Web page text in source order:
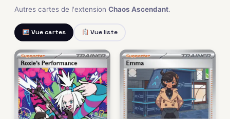
Autres cartes de l'extension Chaos Ascendant.
Vue cartes Vue liste